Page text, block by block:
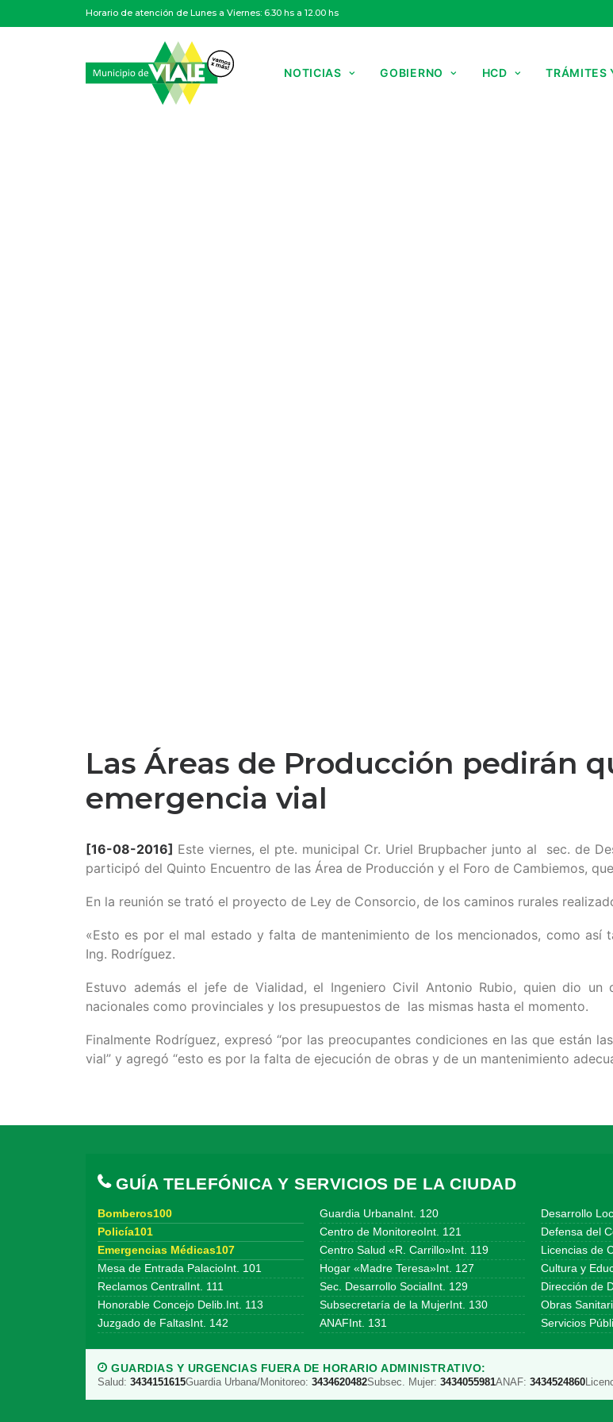
Horario de atención de Lunes a Viernes: 6.30 hs a 12.00 hs
NOTICIAS GOBIERNO HCD TRÁMITES
Las Áreas de Producción pedirán
emergencia vial
[16-08-2016] Este viernes, el pte. municipal Cr. Uriel Brupbacher junto al sec. de
participó del Quinto Encuentro de las Área de Producción y el Foro de Cambiemos,
En la reunión se trató el proyecto de Ley de Consorcio, de los caminos rurales
«Esto es por el mal estado y falta de mantenimiento de los mencionados, como así
Ing. Rodríguez.
Estuvo además el jefe de Vialidad, el Ingeniero Civil Antonio Rubio, quien dio
nacionales como provinciales y los presupuestos de las mismas hasta el momento.
Finalmente Rodríguez, expresó “por las preocupantes condiciones en las que están
vial” y agregó “esto es por la falta de ejecución de obras y de un mantenimiento
GUÍA TELEFÓNICA Y SERVICIOS DE LA CIUDAD
Bomberos100
Policía101
Emergencias Médicas107
Mesa de Entrada PalacioInt. 101
Reclamos CentralInt. 111
Honorable Concejo Delib.Int. 113
Juzgado de FaltasInt. 142
Guardia UrbanaInt. 120
Centro de MonitoreoInt. 121
Centro Salud «R. Carrillo»Int. 119
Hogar «Madre Teresa»Int. 127
Sec. Desarrollo SocialInt. 129
Subsecretaría de la MujerInt. 130
ANAFInt. 131
Desarrollo
Defensa del
Licencias de
Cultura y
Dirección de
Obras
Servicios
GUARDIAS Y URGENCIAS FUERA DE HORARIO ADMINISTRATIVO:
Salud: 3434151615Guardia Urbana/Monitoreo: 3434620482Subsec. Mujer: 3434055981ANAF: 3434524860